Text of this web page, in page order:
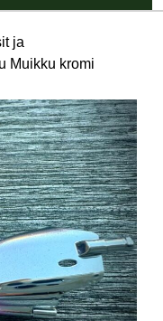
ja
Muikku kromi